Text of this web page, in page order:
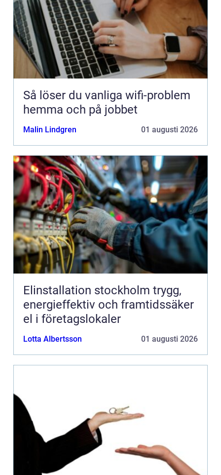
Så löser du vanliga wifi-problem
hemma och på jobbet
Malin Lindgren 01 augusti 2026
Elinstallation stockholm trygg,
energieffektiv och framtidssäker
el i företagslokaler
Lotta Albertsson 01 augusti 2026